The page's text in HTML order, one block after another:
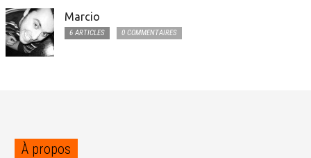
Marcio
6 ARTICLES 0 COMMENTAIRES
À propos